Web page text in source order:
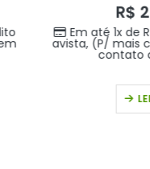
R$ 230,00no credito
condições entre em
com a loja)